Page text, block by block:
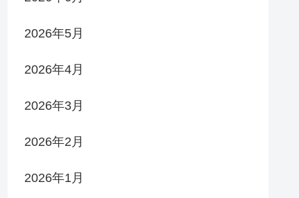
2026年5月
2026年4月
2026年3月
2026年2月
2026年1月